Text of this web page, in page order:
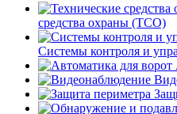
средства охраны (ТСО)
Системы контроля и